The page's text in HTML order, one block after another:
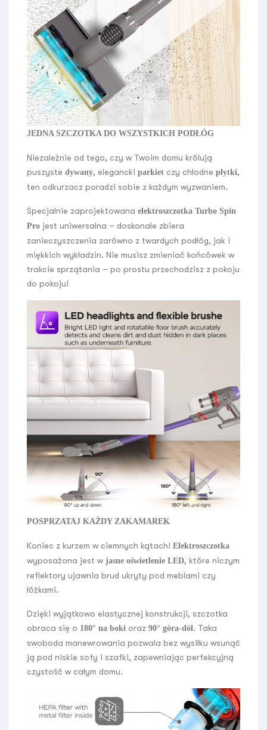
JEDNA SZCZOTKA DO WSZYSTKICH PODŁÓG
Niezależnie od tego, czy w Twoim domu królują
puszyste dywany, elegancki parkiet czy chłodne płytki,
ten odkurzacz poradzi sobie z każdym wyzwaniem.
Specjalnie zaprojektowana elektroszczotka Turbo Spin
Pro jest uniwersalna – doskonale zbiera
zanieczyszczenia zarówno z twardych podłóg, jak i
miękkich wykładzin. Nie musisz zmieniać końcówek w
trakcie sprzątania – po prostu przechodzisz z pokoju
do pokoju!
POSPRZATAJ KAŻDY ZAKAMAREK
Koniec z kurzem w ciemnych kątach! Elektroszczotka
wyposażona jest w jasne oświetlenie LED, które niczym
reflektory ujawnia brud ukryty pod meblami czy
łóżkami.
Dzięki wyjątkowo elastycznej konstrukcji, szczotka
obraca się o 180° na boki oraz 90° góra-dół. Taka
swoboda manewrowania pozwala bez wysiłku wsunąć
ją pod niskie sofy i szafki, zapewniając perfekcyjną
czystość w całym domu.